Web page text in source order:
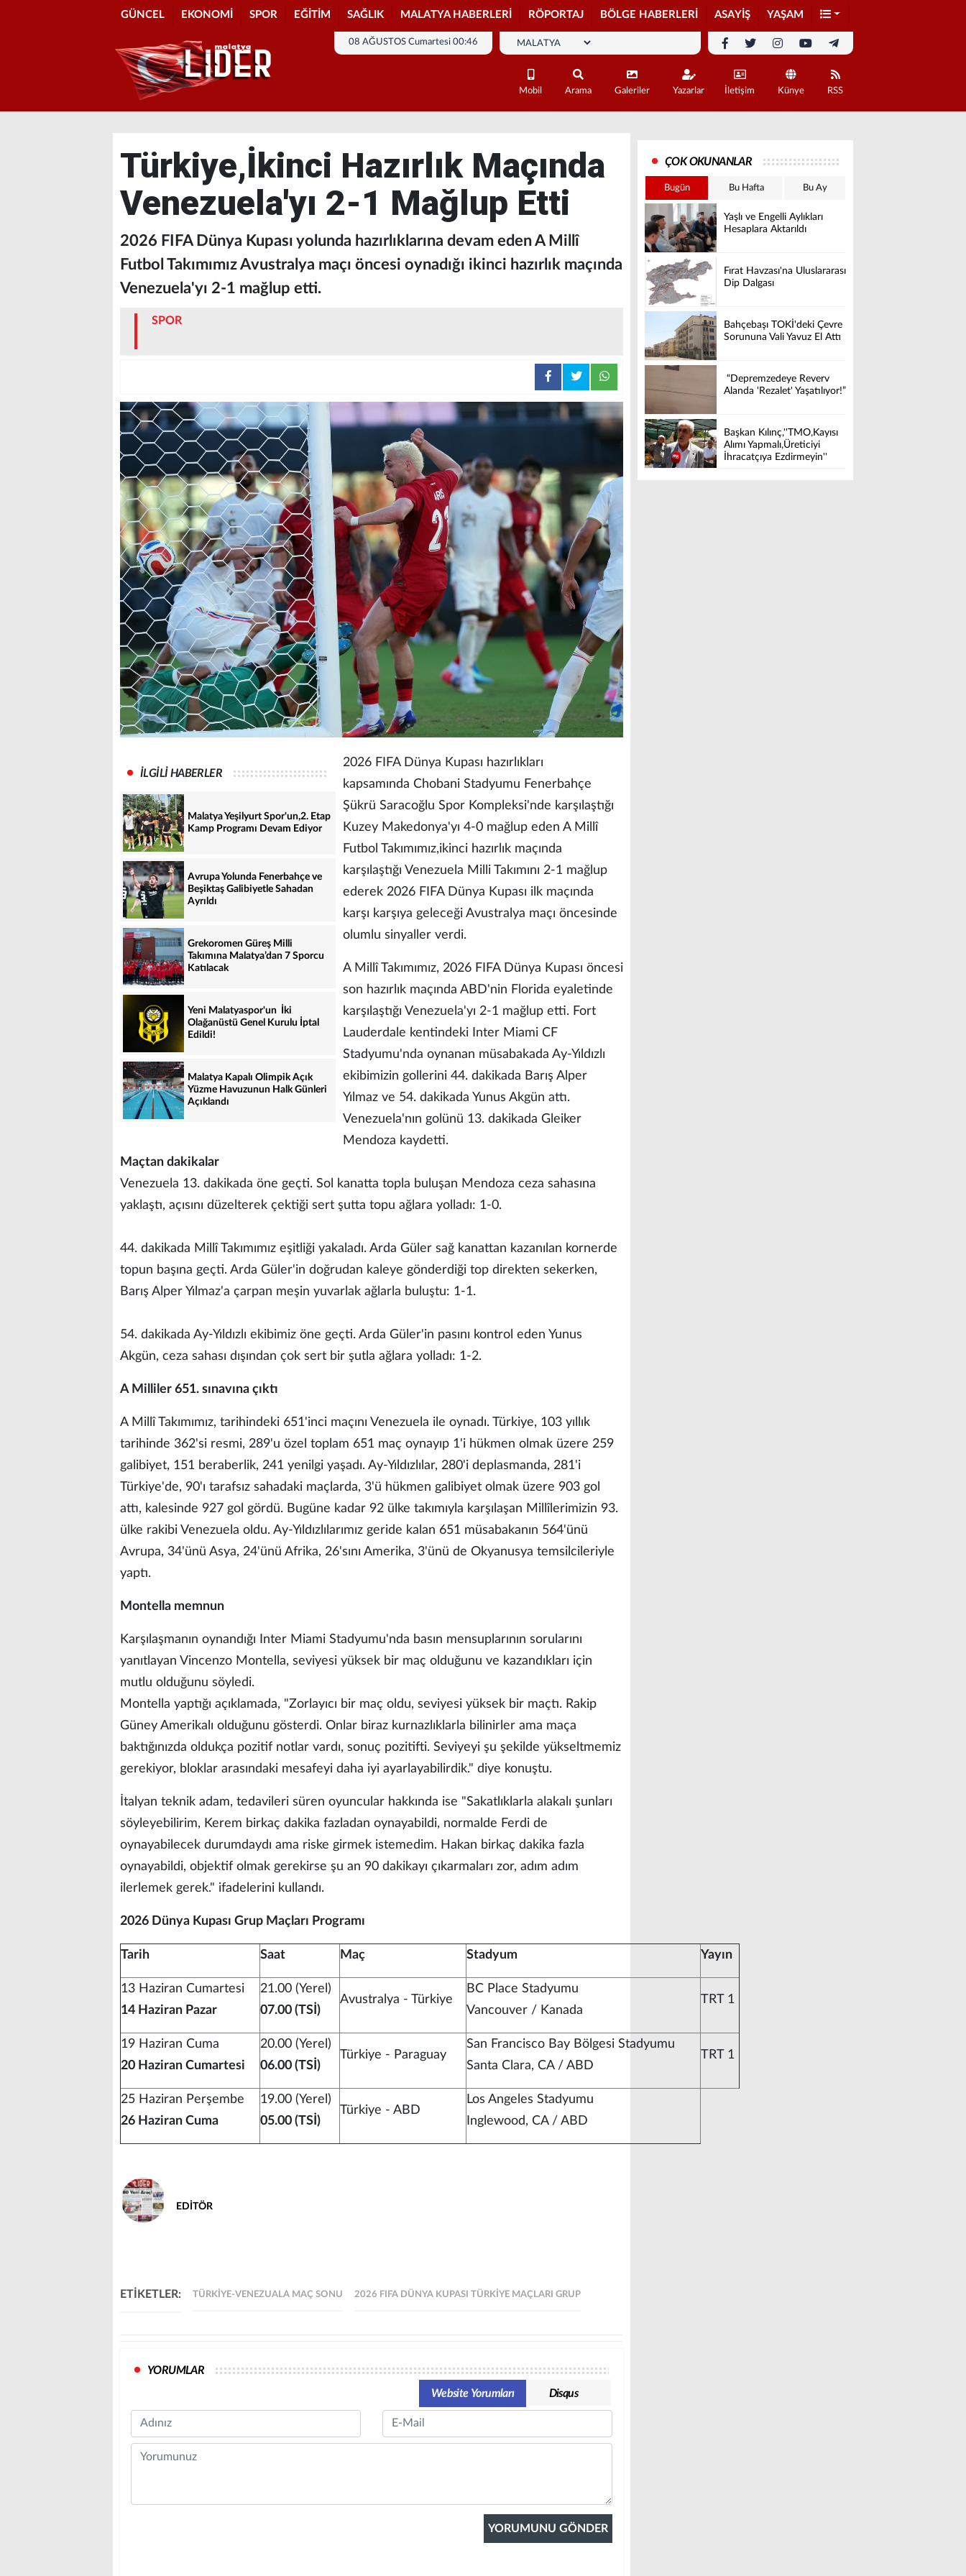
GÜNCEL EKONOMİ SPOR EĞİTİM SAĞLIK MALATYA HABERLERİ RÖPORTAJ BÖLGE HABERLERİ ASAYİŞ YAŞAM
08 AĞUSTOS Cumartesi 00:46
Mobil Arama Galeriler Yazarlar İletişim Künye RSS
Türkiye,İkinci Hazırlık Maçında
Venezuela'yı 2-1 Mağlup Etti
2026 FIFA Dünya Kupası yolunda hazırlıklarına devam eden A Millî
Futbol Takımımız Avustralya maçı öncesi oynadığı ikinci hazırlık maçında
Venezuela'yı 2-1 mağlup etti.
SPOR
İLGİLİ HABERLER
Malatya Yeşilyurt Spor'un,2. Etap
Kamp Programı Devam Ediyor
Avrupa Yolunda Fenerbahçe ve
Beşiktaş Galibiyetle Sahadan
Ayrıldı
Grekoromen Güreş Milli
Takımına Malatya’dan 7 Sporcu
Katılacak
Yeni Malatyaspor'un İki
Olağanüstü Genel Kurulu İptal
Edildi!
Malatya Kapalı Olimpik Açık
Yüzme Havuzunun Halk Günleri
Açıklandı
2026 FIFA Dünya Kupası hazırlıkları
kapsamında Chobani Stadyumu Fenerbahçe
Şükrü Saracoğlu Spor Kompleksi'nde karşılaştığı
Kuzey Makedonya'yı 4-0 mağlup eden A Millî
Futbol Takımımız,ikinci hazırlık maçında
karşılaştığı Venezuela Milli Takımını 2-1 mağlup
ederek 2026 FIFA Dünya Kupası ilk maçında
karşı karşıya geleceği Avustralya maçı öncesinde
olumlu sinyaller verdi.
A Millî Takımımız, 2026 FIFA Dünya Kupası öncesi
son hazırlık maçında ABD'nin Florida eyaletinde
karşılaştığı Venezuela'yı 2-1 mağlup etti. Fort
Lauderdale kentindeki Inter Miami CF
Stadyumu'nda oynanan müsabakada Ay-Yıldızlı
ekibimizin gollerini 44. dakikada Barış Alper
Yılmaz ve 54. dakikada Yunus Akgün attı.
Venezuela'nın golünü 13. dakikada Gleiker
Mendoza kaydetti.
Maçtan dakikalar
Venezuela 13. dakikada öne geçti. Sol kanatta topla buluşan Mendoza ceza sahasına
yaklaştı, açısını düzelterek çektiği sert şutta topu ağlara yolladı: 1-0.
44. dakikada Millî Takımımız eşitliği yakaladı. Arda Güler sağ kanattan kazanılan kornerde
topun başına geçti. Arda Güler'in doğrudan kaleye gönderdiği top direkten sekerken,
Barış Alper Yılmaz'a çarpan meşin yuvarlak ağlarla buluştu: 1-1.
54. dakikada Ay-Yıldızlı ekibimiz öne geçti. Arda Güler'in pasını kontrol eden Yunus
Akgün, ceza sahası dışından çok sert bir şutla ağlara yolladı: 1-2.
A Milliler 651. sınavına çıktı
A Millî Takımımız, tarihindeki 651'inci maçını Venezuela ile oynadı. Türkiye, 103 yıllık
tarihinde 362'si resmi, 289'u özel toplam 651 maç oynayıp 1'i hükmen olmak üzere 259
galibiyet, 151 beraberlik, 241 yenilgi yaşadı. Ay-Yıldızlılar, 280'i deplasmanda, 281'i
Türkiye'de, 90'ı tarafsız sahadaki maçlarda, 3'ü hükmen galibiyet olmak üzere 903 gol
attı, kalesinde 927 gol gördü. Bugüne kadar 92 ülke takımıyla karşılaşan Millîlerimizin 93.
ülke rakibi Venezuela oldu. Ay-Yıldızlılarımız geride kalan 651 müsabakanın 564'ünü
Avrupa, 34'ünü Asya, 24'ünü Afrika, 26'sını Amerika, 3'ünü de Okyanusya temsilcileriyle
yaptı.
Montella memnun
Karşılaşmanın oynandığı Inter Miami Stadyumu'nda basın mensuplarının sorularını
yanıtlayan Vincenzo Montella, seviyesi yüksek bir maç olduğunu ve kazandıkları için
mutlu olduğunu söyledi.
Montella yaptığı açıklamada, "Zorlayıcı bir maç oldu, seviyesi yüksek bir maçtı. Rakip
Güney Amerikalı olduğunu gösterdi. Onlar biraz kurnazlıklarla bilinirler ama maça
baktığınızda oldukça pozitif notlar vardı, sonuç pozitifti. Seviyeyi şu şekilde yükseltmemiz
gerekiyor, bloklar arasındaki mesafeyi daha iyi ayarlayabilirdik." diye konuştu.
İtalyan teknik adam, tedavileri süren oyuncular hakkında ise "Sakatlıklarla alakalı şunları
söyleyebilirim, Kerem birkaç dakika fazladan oynayabildi, normalde Ferdi de
oynayabilecek durumdaydı ama riske girmek istemedim. Hakan birkaç dakika fazla
oynayabildi, objektif olmak gerekirse şu an 90 dakikayı çıkarmaları zor, adım adım
ilerlemek gerek." ifadelerini kullandı.
2026 Dünya Kupası Grup Maçları Programı
Tarih Saat Maç Stadyum Yayın
13 Haziran Cumartesi
14 Haziran Pazar
21.00 (Yerel)
07.00 (TSİ)
Avustralya - Türkiye
BC Place Stadyumu
Vancouver / Kanada
TRT 1
19 Haziran Cuma
20 Haziran Cumartesi
20.00 (Yerel)
06.00 (TSİ)
Türkiye - Paraguay
San Francisco Bay Bölgesi Stadyumu
Santa Clara, CA / ABD
TRT 1
25 Haziran Perşembe
26 Haziran Cuma
19.00 (Yerel)
05.00 (TSİ)
Türkiye - ABD
Los Angeles Stadyumu
Inglewood, CA / ABD
EDİTÖR
ETİKETLER: TÜRKIYE-VENEZUALA MAÇ SONU 2026 FIFA DÜNYA KUPASI TÜRKIYE MAÇLARI GRUP
YORUMLAR
Website Yorumları
Disqus
Name Email
Comment
ÇOK OKUNANLAR
Bugün Bu Hafta Bu Ay
Yaşlı ve Engelli Aylıkları
Hesaplara Aktarıldı
Fırat Havzası'na Uluslararası
Dip Dalgası
Bahçebaşı TOKİ'deki Çevre
Sorununa Vali Yavuz El Attı
“Depremzedeye Reverv
Alanda 'Rezalet' Yaşatılıyor!”
Başkan Kılınç,''TMO,Kayısı
Alımı Yapmalı,Üreticiyi
İhracatçıya Ezdirmeyin''